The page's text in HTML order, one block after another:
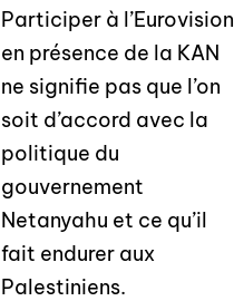
Participer à l’Eurovision
en présence de la KAN
ne signifie pas que l’on
soit d’accord avec la
politique du
gouvernement
Netanyahu et ce qu’il
fait endurer aux
Palestiniens.